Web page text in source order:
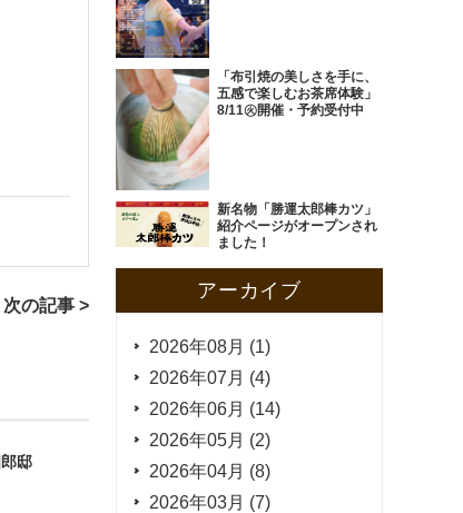
次の記事 >
邸
「布引焼の美しさを手に、
五感で楽しむお茶席体験」
8/11㊋開催・予約受付中
新名物「勝運太郎棒カツ」
紹介ページがオープンされ
ました！
アーカイブ
2026年08月 (1)
2026年07月 (4)
2026年06月 (14)
2026年05月 (2)
2026年04月 (8)
2026年03月 (7)